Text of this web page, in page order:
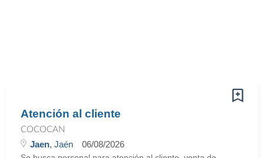
Atención al cliente
COCOCAN
Jaen, Jaén 06/08/2026